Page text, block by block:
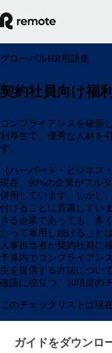
グローバルHR用語集
契約社員向け福
コンプライアンスを確保
利厚生で、優秀な人材を
す。
（ハーバード・ビジネス
現在、90%の企業がフル
併用しています。しかし
付けることに苦慮してい
きる企業であっても、多
たって雇用し続けること
人事担当者が契約社員に
予算内でコンプライアン
生を提供する方法につい
確認に役立つ、10項目の
このチェックリストは現
ガイドをダウンロ
ガイドをダウンロ